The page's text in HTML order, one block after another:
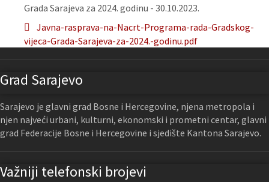
Grada Sarajeva za 2024. godinu - 30.10.2023.
Javna-rasprava-na-Nacrt-Programa-rada-Gradskog-
vijeca-Grada-Sarajeva-za-2024.-godinu.pdf
Grad Sarajevo
Sarajevo je glavni grad Bosne i Hercegovine, njena metropola i
njen najveći urbani, kulturni, ekonomski i prometni centar, glavni
grad Federacije Bosne i Hercegovine i sjedište Kantona Sarajevo.
Važniji telefonski brojevi